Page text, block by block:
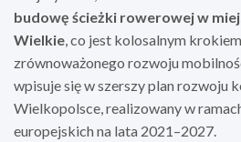
budowę ścieżki rowerowej w
Wielkie, co jest kolosalnym
zrównoważonego rozwoju
wpisuje się w szerszy plan rozwoju
Wielkopolsce, realizowany w
europejskich na lata 2021–2027.